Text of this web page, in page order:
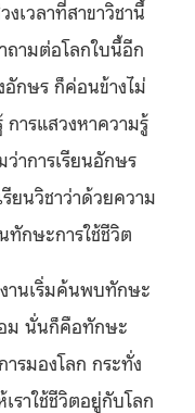
เวลาที่สาขาวิชานี้
ามต่อโลกใบนี้อีก
อักษร ก็ค่อนข้างไม่
ารแสวงหาความรู้
าการเรียนอักษร
ยนวิชาว่าด้วยความ
กษะการใช้ชีวิต
านเริ่มค้นพบทักษะ
ม นั่นก็คือทักษะ
รมองโลก กระทั่ง
ราใช้ชีวิตอยู่กับโลก